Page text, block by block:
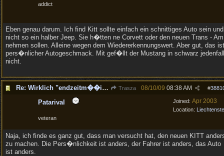
addict
Eben genau darum. Ich find Kitt sollte einfach ein schnittiges Auto sein und
nicht so ein halber Jeep. Sie h�tten ne Corvett oder den neuen Trans - Am
nehmen sollen. Alleine wegen dem Wiedererkennungswert. Aber gut, das ist
pers�nlicher Autogeschmack. Mit gef�llt der Mustang in schwarz
nicht.
Re: Wirklich "endzeitm��ig", oder was?! Trasza #
08/10/09 08:38 AM
Joined: Apr 2003
Location:
Patarival
veteran
Naja, ich finde es ganz gut, dass man versucht hat, den neuen KITT
zu machen. Die Pers�nlichkeit ist anders, der Fahrer ist anders, das Auto
ist anders.